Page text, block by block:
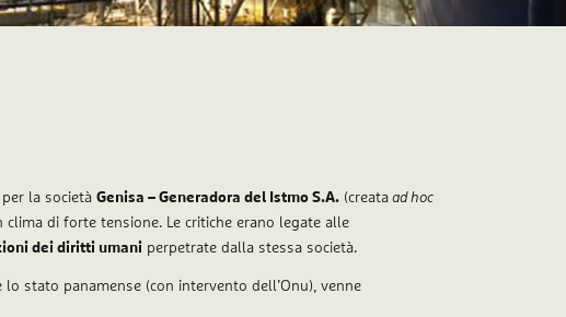
per la societàGenisa – Generadora del Istmo S.A. (creata ad hoc
di forte tensione. Le critiche erano legate alle
dei diritti umani perpetrate dalla stessa società.
stato panamense (con intervento dell’Onu), venne